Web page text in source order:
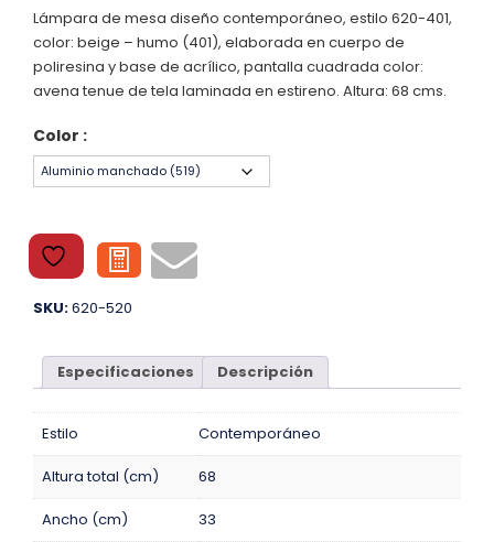
Lámpara de mesa diseño contemporáneo, estilo 620-401,
color: beige – humo (401), elaborada en cuerpo de
poliresina y base de acrílico, pantalla cuadrada color:
avena tenue de tela laminada en estireno. Altura: 68 cms.
Color :
SKU:620-520
Especificaciones Descripción
Estilo Contemporáneo
Altura total (cm) 68
Ancho (cm) 33